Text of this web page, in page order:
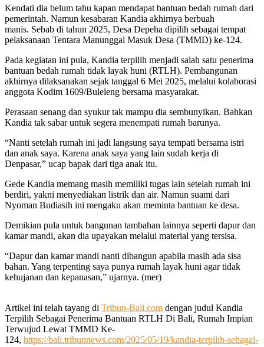
Kendati dia belum tahu kapan mendapat bantuan bedah rumah dari
pemerintah. Namun kesabaran Kandia akhirnya berbuah
manis. Sebab di tahun 2025, Desa Depeha dipilih sebagai tempat
pelaksanaan Tentara Manunggal Masuk Desa (TMMD) ke-124.
Pada kegiatan ini pula, Kandia terpilih menjadi salah satu penerima
bantuan bedah rumah tidak layak huni (RTLH). Pembangunan
akhirnya dilaksanakan sejak tanggal 6 Mei 2025, melalui kolaborasi
anggota Kodim 1609/Buleleng bersama masyarakat.
Perasaan senang dan syukur tak mampu dia sembunyikan. Bahkan
Kandia tak sabar untuk segera menempati rumah barunya.
“Nanti setelah rumah ini jadi langsung saya tempati bersama istri
dan anak saya. Karena anak saya yang lain sudah kerja di
Denpasar,” ucap bapak dari tiga anak itu.
Gede Kandia memang masih memiliki tugas lain setelah rumah ini
berdiri, yakni menyediakan listrik dan air. Namun suami dari
Nyoman Budiasih ini mengaku akan meminta bantuan ke desa.
Demikian pula untuk bangunan tambahan lainnya seperti dapur dan
kamar mandi, akan dia upayakan melalui material yang tersisa.
“Dapur dan kamar mandi nanti dibangun apabila masih ada sisa
bahan. Yang terpenting saya punya rumah layak huni agar tidak
kehujanan dan kepanasan,” ujarnya. (mer)
Artikel ini telah tayang di Tribun-Bali.com dengan judul Kandia
Terpilih Sebagai Penerima Bantuan RTLH Di Bali, Rumah Impian
Terwujud Lewat TMMD Ke-
124, https://bali.tribunnews.com/2025/05/19/kandia-terpilih-sebagai-